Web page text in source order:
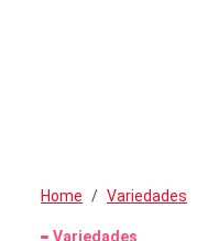
Home Variedades
Variedades